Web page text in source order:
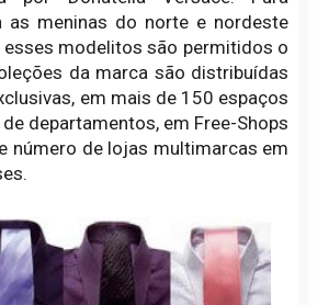
as meninas do norte e nordeste
esses modelitos são permitidos o
da marca são distribuídas
em mais de 150 espaços
departamentos, em Free-Shops
número de lojas multimarcas em